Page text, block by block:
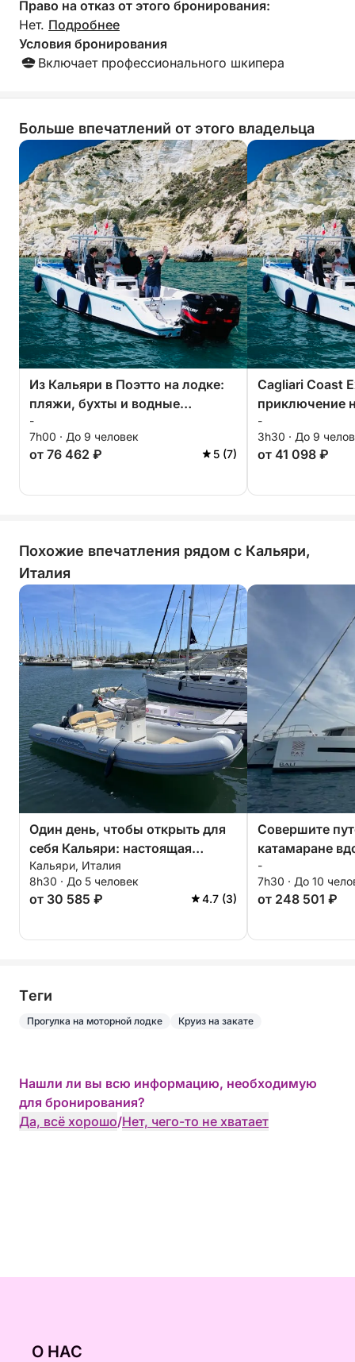
Право на отказ от этого бронирования:
Нет. Подробнее
Условия бронирования
Включает профессионального шкипера
Больше впечатлений от этого владельца
Из Кальяри в Поэтто на лодке:
пляжи, бухты и водные
развлечения
-
7h00 · До 9 человек
от 76 462 ₽ 5 (7)
Cagliari Coast
приключение
полдня
-
3h30 · До 9
от 41 098 ₽
Похожие впечатления рядом с Кальяри,
Италия
Один день, чтобы открыть для
себя Кальяри: настоящая
дольче вита на моторной
лодке.
Кальяри, Италия
8h30 · До 5 человек
от 30 585 ₽ 4.7 (3)
Совершите
катамаране
посторонних
побережья
-
7h30 · До 10
от 248 501 ₽
Tеги
Прогулка на моторной лодке Круиз на закате
Нашли ли вы всю информацию, необходимую
для бронирования?
Да, всё хорошо/Нет, чего-то не хватает
О НАС